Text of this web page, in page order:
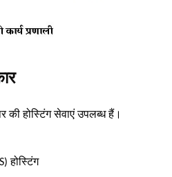
की होस्टिंग सेवाएं उपलब्ध हैं।
होस्टिंग